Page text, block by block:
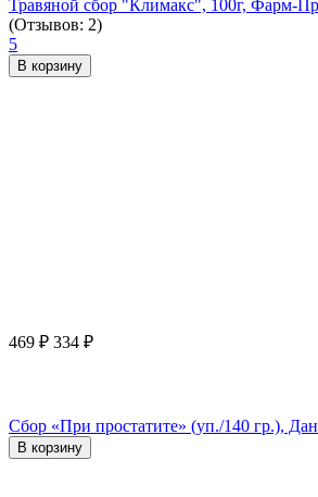
Травяной сбор "Климакс", 100г, Фарм-
(Отзывов: 2)
5
В корзину
469 ₽ 334 ₽
Сбор «При простатите» (уп./140 гр.),
В корзину